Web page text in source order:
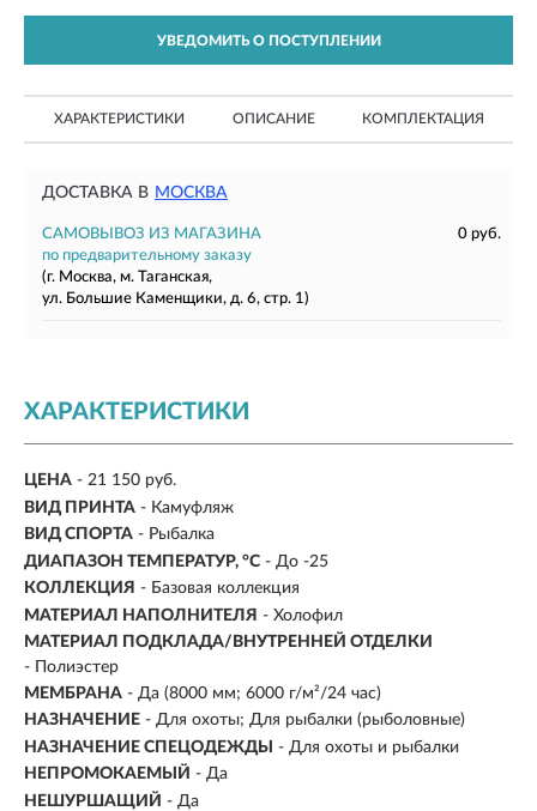
УВЕДОМИТЬ О ПОСТУПЛЕНИИ
ХАРАКТЕРИСТИКИ ОПИСАНИЕ КОМПЛЕКТАЦИЯ
ДОСТАВКА В МОСКВА
САМОВЫВОЗ ИЗ МАГАЗИНА
0 руб.
по предварительному заказу
(г. Москва, м. Таганская,
ул. Большие Каменщики, д. 6, стр. 1)
ХАРАКТЕРИСТИКИ
ЦЕНА - 21 150 руб.
ВИД ПРИНТА - Камуфляж
ВИД СПОРТА - Рыбалка
ДИАПАЗОН ТЕМПЕРАТУР, °С - До -25
КОЛЛЕКЦИЯ - Базовая коллекция
МАТЕРИАЛ НАПОЛНИТЕЛЯ - Холофил
МАТЕРИАЛ ПОДКЛАДА/ВНУТРЕННЕЙ ОТДЕЛКИ
- Полиэстер
МЕМБРАНА - Да (8000 мм; 6000 г/м²/24 час)
НАЗНАЧЕНИЕ - Для охоты; Для рыбалки (рыболовные)
НАЗНАЧЕНИЕ СПЕЦОДЕЖДЫ
- Для охоты и рыбалки
НЕПРОМОКАЕМЫЙ - Да
НЕШУРШАЩИЙ - Да